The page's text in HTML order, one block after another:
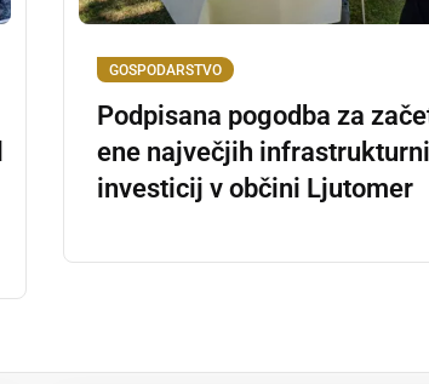
GOSPODARSTVO
Podpisana pogodba za
ene največjih
investicij v občini Ljutomer